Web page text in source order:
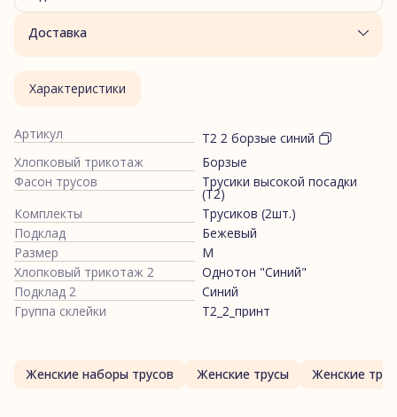
Доставка
Характеристики
Артикул
Т2 2 борзые синий
Хлопковый трикотаж
Борзые
Фасон трусов
Трусики высокой посадки
(Т2)
Комплекты
Трусиков (2шт.)
Подклад
Бежевый
Размер
M
Хлопковый трикотаж 2
Однотон "Синий"
Подклад 2
Синий
Группа склейки
Т2_2_принт
Женские наборы трусов Женские трусы Женские